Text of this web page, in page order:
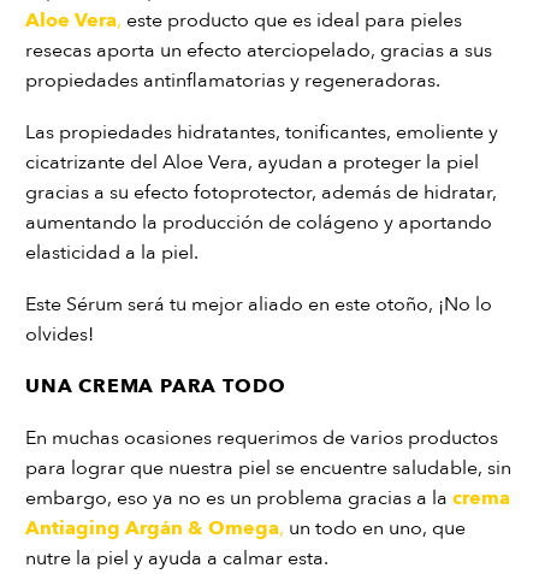
Aloe Vera, este producto que es ideal para pieles
resecas aporta un efecto aterciopelado, gracias a sus
propiedades antinflamatorias y regeneradoras.
Las propiedades hidratantes, tonificantes, emoliente y
cicatrizante del Aloe Vera, ayudan a proteger la piel
gracias a su efecto fotoprotector, además de hidratar,
aumentando la producción de colágeno y aportando
elasticidad a la piel.
Este Sérum será tu mejor aliado en este otoño, ¡No lo
olvides!
UNA CREMA PARA TODO
En muchas ocasiones requerimos de varios productos
para lograr que nuestra piel se encuentre saludable, sin
embargo, eso ya no es un problema gracias a la crema
Antiaging Argán & Omega, un todo en uno, que
nutre la piel y ayuda a calmar esta.